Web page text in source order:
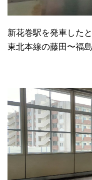
新花巻駅を発車した
東北本線の藤田〜福